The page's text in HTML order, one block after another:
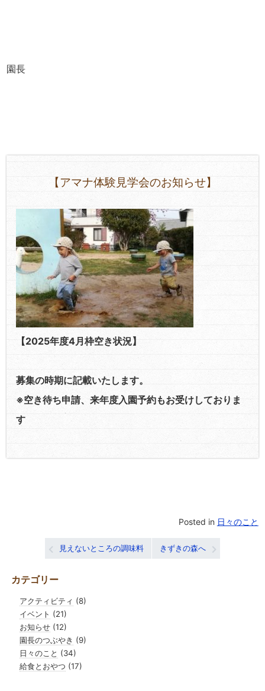
園長
【アマナ体験見学会のお知らせ】
【2025年度4月枠空き状況】
募集の時期に記載いたします。
※空き待ち申請、来年度入園予約もお受けしておりま
す
Posted in 日々のこと
ナ
ビ
ゲ
ー
シ
見えないところの調味料 きずきの森へ
カテゴリー
アクティビティ (8)
イベント (21)
お知らせ(12)
園長のつぶやき (9)
日々のこと (34)
給食とおやつ (17)